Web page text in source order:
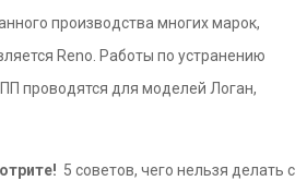
производства многих марок,
Reno. Работы по устранению
проводятся для моделей Логан,
5 советов, чего нельзя делать с